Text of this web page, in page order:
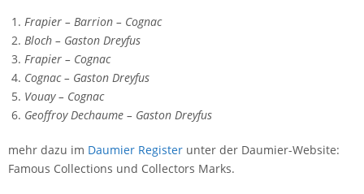
Frapier – Barrion – Cognac
Bloch – Gaston Dreyfus
Frapier – Cognac
Cognac – Gaston Dreyfus
Vouay – Cognac
Geoffroy Dechaume – Gaston Dreyfus
mehr dazu im Daumier Register unter der Daumier-Website:
Famous Collections und Collectors Marks.